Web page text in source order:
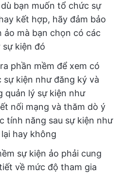
bạn muốn tổ chức sự
kết hợp, hãy đảm bảo
ảo mà bạn chọn có các
kiện đó
phần mềm để xem có
kiện như đăng ký và
quản lý sự kiện như
nối mạng và thăm dò ý
tính năng sau sự kiện như
hay không
sự kiện ảo phải cung
về mức độ tham gia